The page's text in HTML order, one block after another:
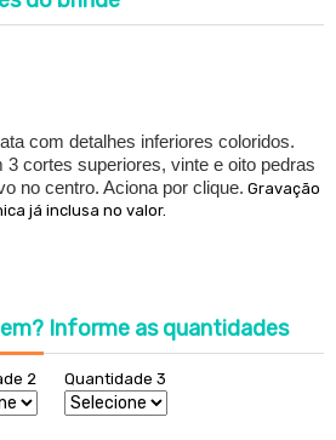
com detalhes inferiores coloridos.
cortes superiores, vinte e oito pedras
no centro. Aciona por clique. Gravação
já inclusa no valor.
Informe as quantidades
2 Quantidade 3